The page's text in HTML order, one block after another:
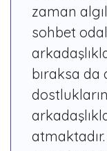
zaman
sohbet
bıraksa da